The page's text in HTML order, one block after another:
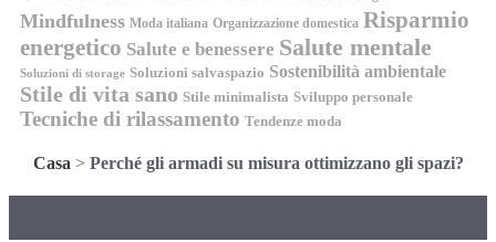
Mindfulness Moda italiana Organizzazione domestica Risparmio
energetico Salute e benessere Salute mentale
Soluzioni di storage Soluzioni salvaspazio Sostenibilità ambientale
Stile di vita sano Stile minimalista Sviluppo personale
Tecniche di rilassamento Tendenze moda
Casa > Perché gli armadi su misura ottimizzano gli spazi?